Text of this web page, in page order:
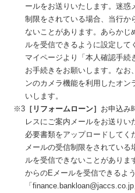
ールをお送りいたします。迷
制限をされている場合、当行か
ないことがあります。あらかじ
ルを受信できるように設定して
マイページより「本人確認手
お手続きをお願いします。なお
ンのカメラ機能を利用したオン
いします。
※3 ［リフォームローン］ お申込み
レスにご案内メールをお送りい
必要書類をアップロードしてく
メールの受信制限をされてい
ルを受信できないことがありま
からのEメールを受信できるよ
「finance.bankloan@jaccs.co.jp